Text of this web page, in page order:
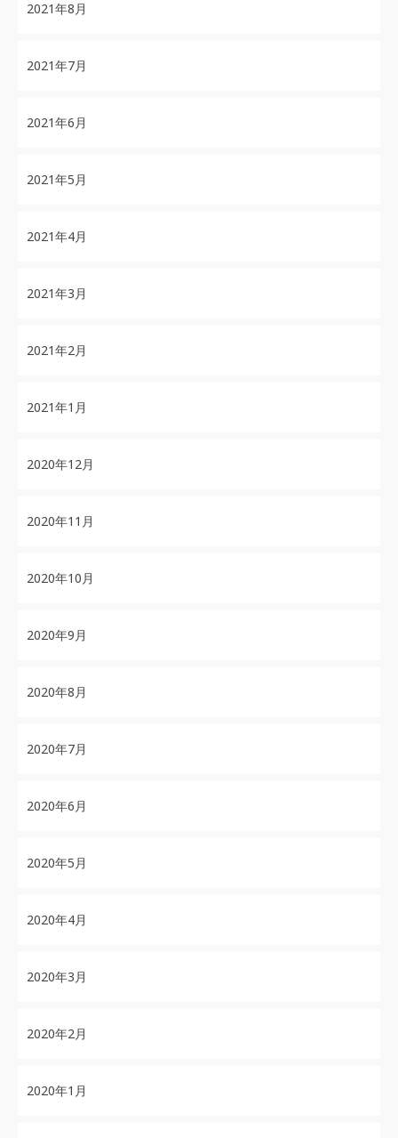
2021年8月
2021年7月
2021年6月
2021年5月
2021年4月
2021年3月
2021年2月
2021年1月
2020年12月
2020年11月
2020年10月
2020年9月
2020年8月
2020年7月
2020年6月
2020年5月
2020年4月
2020年3月
2020年2月
2020年1月